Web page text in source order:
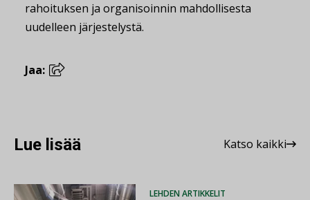
rahoituksen ja organisoinnin mahdollisesta
uudelleen järjestelystä.
Jaa:
Lue lisää Katso kaikki
LEHDEN ARTIKKELIT